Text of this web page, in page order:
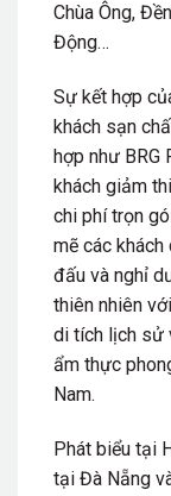
Chùa Ông,
Động…
Sự kết hợp
khách sạn
hợp như BRG
khách giảm
chi phí trọn
mẽ các
đấu và nghỉ
thiên nhiên
di tích lịch sử
ẩm thực
Nam.
Phát biểu tại
tại Đà Nẵng